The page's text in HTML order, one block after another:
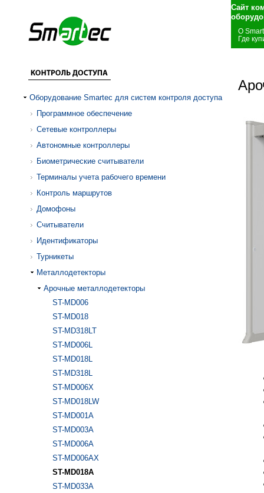
Сайт
О
Где
Оборудование Smartec для систем контроля доступа
Программное обеспечение
Сетевые контроллеры
Автономные контроллеры
Биометрические считыватели
Терминалы учета рабочего времени
Контроль маршрутов
Домофоны
Считыватели
Идентификаторы
Турникеты
Металлодетекторы
Арочные металлодетекторы
ST-MD006
ST-MD018
ST-MD318LT
ST-MD006L
ST-MD018L
ST-MD318L
ST-MD006X
ST-MD018LW
ST-MD001A
ST-MD003A
ST-MD006A
ST-MD006AX
ST-MD018A
ST-MD033A